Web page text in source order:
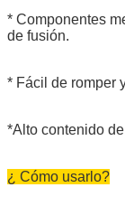
* Componentes
de fusión.
* Fácil de romper
*Alto contenido
¿ Cómo usarlo?